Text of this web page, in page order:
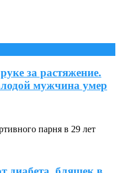
за растяжение.
мужчина умер
парня в 29 лет